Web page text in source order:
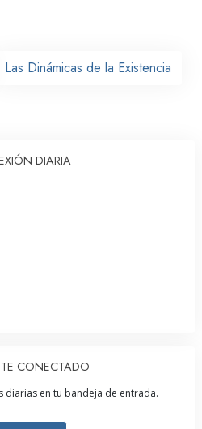
Las Dinámicas de la Existencia
DIARIA
CONECTADO
diarias en tu bandeja de entrada.